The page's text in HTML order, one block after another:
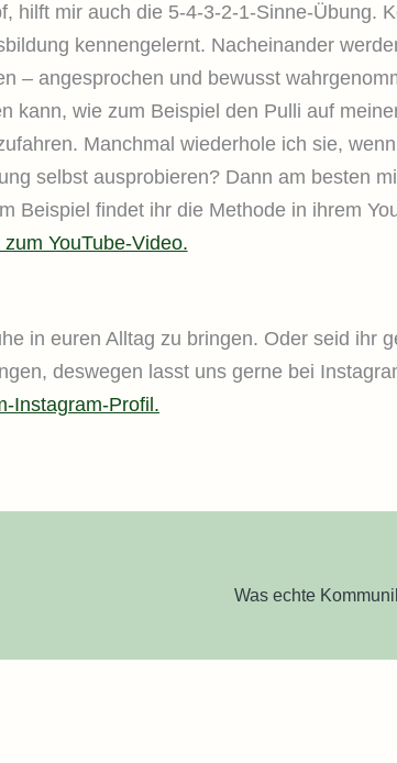
hilft mir auch die 5-4-3-2-1-Sinne-Übung.
kennengelernt. Nacheinander
– angesprochen und bewusst
kann, wie zum Beispiel den Pulli auf
Manchmal wiederhole ich sie,
selbst ausprobieren? Dann am besten
Beispiel findet ihr die Methode in ihrem
YouTube-Video.
in euren Alltag zu bringen. Oder seid ihr
deswegen lasst uns gerne bei
Instagram-Profil.
Was echte